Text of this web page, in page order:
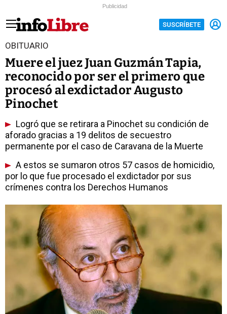
Publicidad
SUSCRÍBETE
OBITUARIO
Muere el juez Juan Guzmán Tapia,
reconocido por ser el primero que
procesó al exdictador Augusto
Pinochet
Logró que se retirara a Pinochet su condición de
aforado gracias a 19 delitos de secuestro
permanente por el caso de Caravana de la Muerte
A estos se sumaron otros 57 casos de homicidio,
por lo que fue procesado el exdictador por sus
crímenes contra los Derechos Humanos